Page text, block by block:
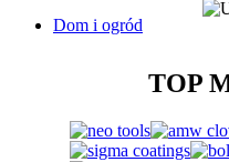
Dom i ogród
TOP